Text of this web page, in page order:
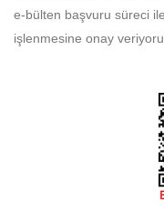
e-bülten başvuru süreci
işlenmesine onay